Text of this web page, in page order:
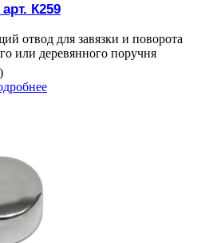
К259
отвод для завязки и поворота
или деревянного поручня